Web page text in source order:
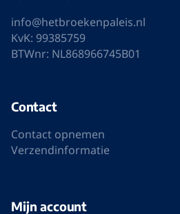
Openingstijden
Dinsdag
Woensdag
09:00uur – 17:00uur
09:00uur – 17:00uur